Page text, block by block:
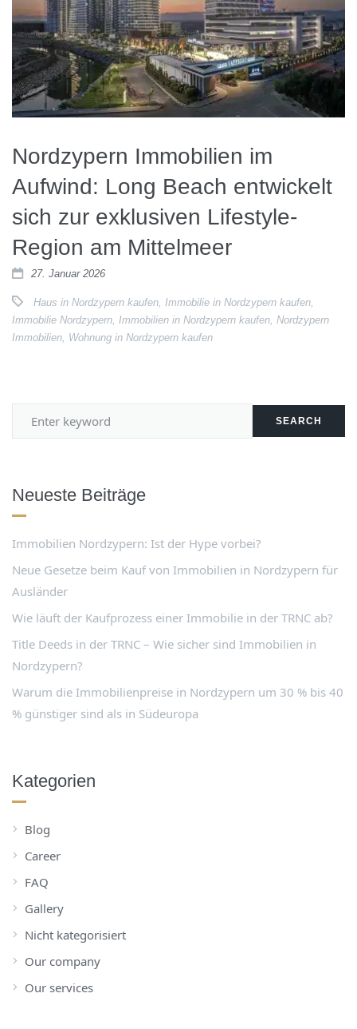
Nordzypern Immobilien im
Aufwind: Long Beach entwickelt
sich zur exklusiven Lifestyle-
Region am Mittelmeer
27. Januar 2026
Haus in Nordzypern kaufen, Immobilie in Nordzypern kaufen,
Immobilie Nordzypern, Immobilien in Nordzypern kaufen, Nordzypern
Immobilien, Wohnung in Nordzypern kaufen
SEARCH
Neueste Beiträge
Immobilien Nordzypern: Ist der Hype vorbei?
Neue Gesetze beim Kauf von Immobilien in Nordzypern für
Ausländer
Wie läuft der Kaufprozess einer Immobilie in der TRNC ab?
Title Deeds in der TRNC – Wie sicher sind Immobilien in
Nordzypern?
Warum die Immobilienpreise in Nordzypern um 30 % bis 40
% günstiger sind als in Südeuropa
Kategorien
Blog
Career
FAQ
Gallery
Nicht kategorisiert
Our company
Our services